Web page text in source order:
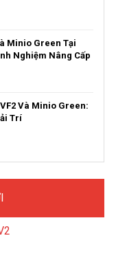
Minio Green Tại
Nghiệm Nâng Cấp
Và Minio Green:
Trí